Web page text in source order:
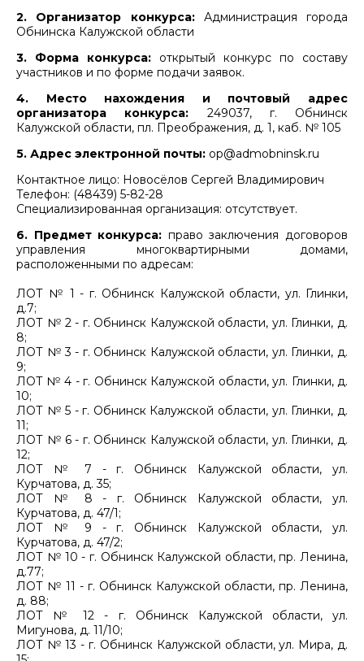
2. Организатор конкурса: Администрация города
Обнинска Калужской области
3. Форма конкурса: открытый конкурс по составу
участников и по форме подачи заявок.
4. Место нахождения и почтовый адрес
организатора конкурса: 249037, г. Обнинск
Калужской области, пл. Преображения, д. 1, каб. № 105
5. Адрес электронной почты: ор@admobninsk.ru
Контактное лицо: Новосёлов Сергей Владимирович
Телефон: (48439) 5-82-28
Специализированная организация: отсутствует.
6. Предмет конкурса: право заключения договоров
управления многоквартирными домами,
расположенными по адресам:
ЛОТ № 1 - г. Обнинск Калужской области, ул. Глинки,
д.7;
ЛОТ № 2 - г. Обнинск Калужской области, ул. Глинки, д.
8;
ЛОТ № 3 - г. Обнинск Калужской области, ул. Глинки, д.
9;
ЛОТ № 4 - г. Обнинск Калужской области, ул. Глинки, д.
10;
ЛОТ № 5 - г. Обнинск Калужской области, ул. Глинки, д.
11;
ЛОТ № 6 - г. Обнинск Калужской области, ул. Глинки, д.
12;
ЛОТ № 7 - г. Обнинск Калужской области, ул.
Курчатова, д. 35;
ЛОТ № 8 - г. Обнинск Калужской области, ул.
Курчатова, д. 47/1;
ЛОТ № 9 - г. Обнинск Калужской области, ул.
Курчатова, д. 47/2;
ЛОТ № 10 - г. Обнинск Калужской области, пр. Ленина,
д.77;
ЛОТ № 11 - г. Обнинск Калужской области, пр. Ленина,
д. 88;
ЛОТ № 12 - г. Обнинск Калужской области, ул.
Мигунова, д. 11/10;
ЛОТ № 13 - г. Обнинск Калужской области, ул. Мира, д.